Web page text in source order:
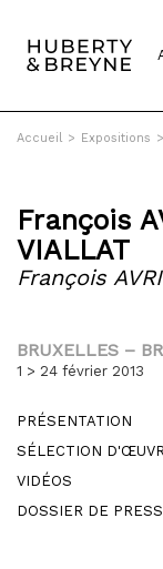
Accueil > Expositions >
François
VIALLAT
François
BRUXELLES –
1 > 24 février 2013
PRÉSENTATION
SÉLECTION
VIDÉOS
DOSSIER DE